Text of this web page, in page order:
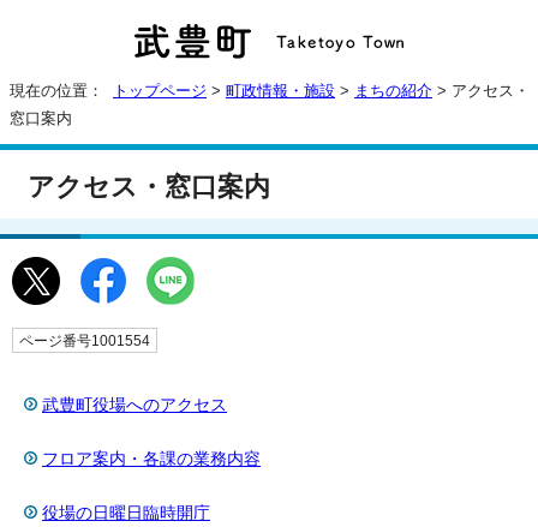
現在の位置： トップページ > 町政情報・施設 > まちの紹介 > アクセス・
窓口案内
アクセス・窓口案内
ページ番号1001554
武豊町役場へのアクセス
フロア案内・各課の業務内容
役場の日曜日臨時開庁